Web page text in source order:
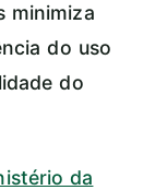
minimiza
do uso
do
da